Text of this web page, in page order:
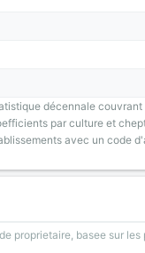
décennale
par culture et
avec un code
proprietaire, basee sur